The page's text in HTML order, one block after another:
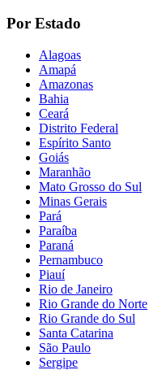
Por Estado
Alagoas
Amapá
Amazonas
Bahia
Ceará
Distrito Federal
Espírito Santo
Goiás
Maranhão
Mato Grosso do Sul
Minas Gerais
Pará
Paraíba
Paraná
Pernambuco
Piauí
Rio de Janeiro
Rio Grande do Norte
Rio Grande do Sul
Santa Catarina
São Paulo
Sergipe